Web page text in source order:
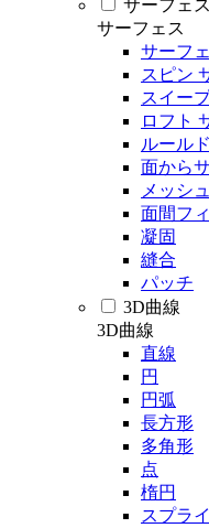
サーフェス
サーフェス
サーフ
スピン
スイー
ロフト
ルール
面から
メッシ
面間フ
凝固
縫合
パッチ
3D曲線
3D曲線
直線
円
円弧
長方形
多角形
点
楕円
スプラ